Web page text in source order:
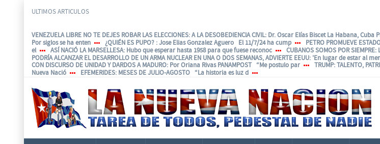
ULTIMOS ARTICULOS
VENEZUELA LIBRE NO TE DEJES ROBAR LAS ELECCIONES: A LA DESOBEDIENCIA CIVIL: Dr. Oscar Elías Biscet La Habana, Cuba
Por siglos se ha enten
¿QUIÉN ES PUPO? : Jose Elias Gonzalez Aguero El 11/7/24 ha cump PETRO PROMUEVE
el
ASÍ NACIÓ LA MARSELLESA: Hubo que esperar hasta 1958 para que fuese reconoc CUBANOS SOMOS POR SIEMPRE:
PODRÍA ALCANZAR EL DESARROLLO DE UN ARMA NUCLEAR EN UNA O DOS SEMANAS, ADVIERTE EEUU: 'En lugar de estar al
CON DISCURSO DE UNIDAD Y DARDOS A MADURO: Por Oriana Rivas PANAMPOST “Me postulo par TRUMP: TALENTO,
Nueva Nació
EFEMERIDES: MESES DE JULIO-AGOSTO “La historia es luz d